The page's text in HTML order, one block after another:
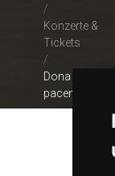
Konzerte &
Tickets
Dona nobis
pacem